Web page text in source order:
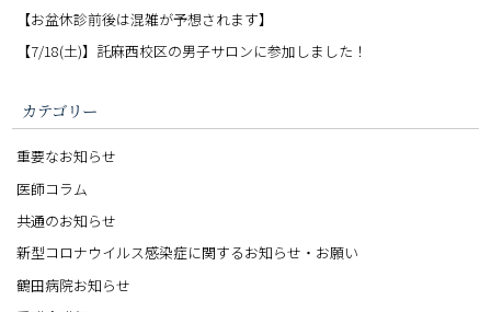
【お盆休診前後は混雑が予想されます】
【7/18(土)】託麻西校区の男子サロンに参加しました！
カテゴリー
重要なお知らせ
医師コラム
共通のお知らせ
新型コロナウイルス感染症に関するお知らせ・お願い
鶴田病院お知らせ